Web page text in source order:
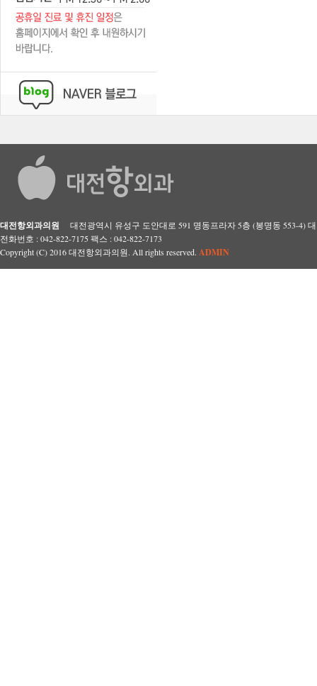
대전항외과의원 대전광역시 유성구 도안대로 591 명동프라자 5층 (봉명동 553-4)
전화번호 : 042-822-7175 팩스 : 042-822-7173
Copyright (C) 2016 대전항외과의원. All rights reserved. ADMIN